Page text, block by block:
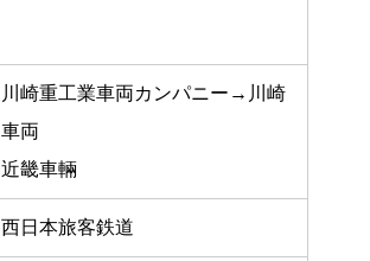
川崎重工業車両カンパニー→川崎
車両
近畿車輛
西日本旅客鉄道